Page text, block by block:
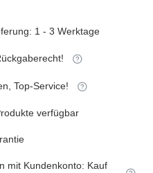
1 - 3 Werktage
Top-Service!
verfügbar
mit Kundenkonto: Kauf